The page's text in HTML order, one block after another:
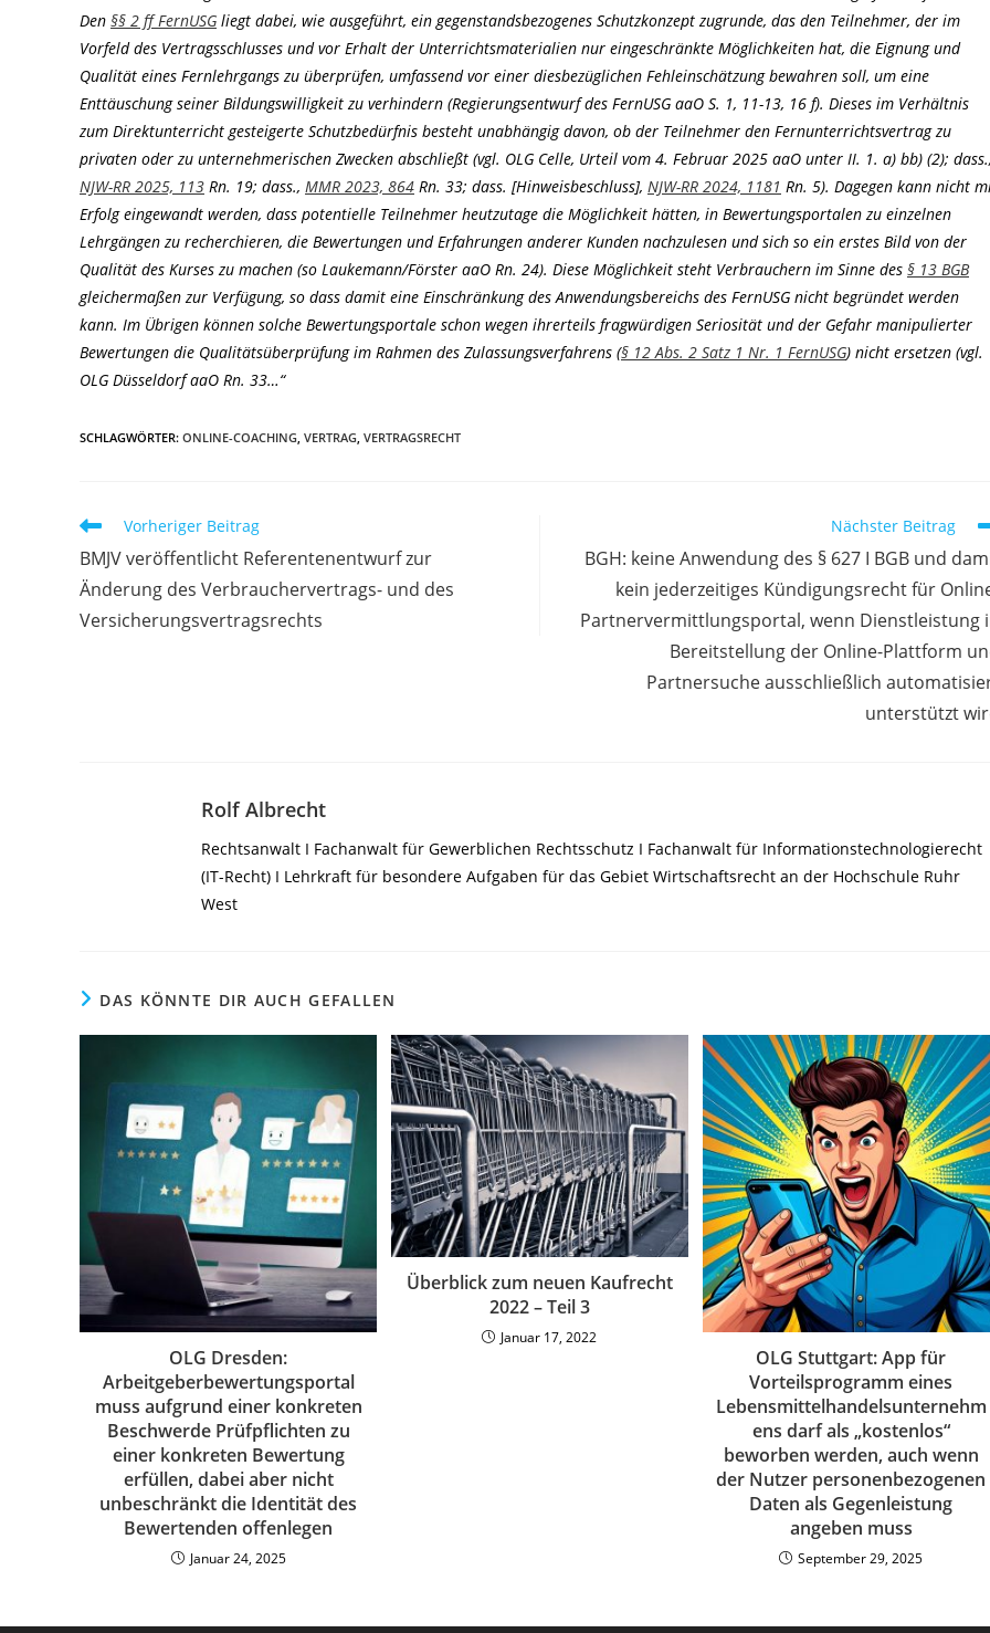
Den §§ 2 ff FernUSG liegt dabei, wie ausgeführt, ein gegenstandsbezogenes Schutzkonzept zugrunde, das den Teilnehmer, der im
Vorfeld des Vertragsschlusses und vor Erhalt der Unterrichtsmaterialien nur eingeschränkte Möglichkeiten hat, die Eignung und
Qualität eines Fernlehrgangs zu überprüfen, umfassend vor einer diesbezüglichen Fehleinschätzung bewahren soll, um eine
Enttäuschung seiner Bildungswilligkeit zu verhindern (Regierungsentwurf des FernUSG aaO S. 1, 11-13, 16 f). Dieses im Verhältnis
zum Direktunterricht gesteigerte Schutzbedürfnis besteht unabhängig davon, ob der Teilnehmer den Fernunterrichtsvertrag zu
privaten oder zu unternehmerischen Zwecken abschließt (vgl. OLG Celle, Urteil vom 4. Februar 2025 aaO unter II. 1. a) bb) (2); dass.,
NJW-RR 2025, 113 Rn. 19; dass., MMR 2023, 864 Rn. 33; dass. [Hinweisbeschluss], NJW-RR 2024, 1181 Rn. 5). Dagegen kann nicht
Erfolg eingewandt werden, dass potentielle Teilnehmer heutzutage die Möglichkeit hätten, in Bewertungsportalen zu einzelnen
Lehrgängen zu recherchieren, die Bewertungen und Erfahrungen anderer Kunden nachzulesen und sich so ein erstes Bild von der
Qualität des Kurses zu machen (so Laukemann/Förster aaO Rn. 24). Diese Möglichkeit steht Verbrauchern im Sinne des § 13 BGB
gleichermaßen zur Verfügung, so dass damit eine Einschränkung des Anwendungsbereichs des FernUSG nicht begründet werden
kann. Im Übrigen können solche Bewertungsportale schon wegen ihrerteils fragwürdigen Seriosität und der Gefahr manipulierter
Bewertungen die Qualitätsüberprüfung im Rahmen des Zulassungsverfahrens (§ 12 Abs. 2 Satz 1 Nr. 1 FernUSG) nicht ersetzen (vgl.
OLG Düsseldorf aaO Rn. 33…“
SCHLAGWÖRTER: ONLINE-COACHING VERTRAG VERTRAGSRECHT
Weitere
ansehen
Vorheriger Beitrag
BMJV veröffentlicht Referentenentwurf zur
Änderung des Verbrauchervertrags- und des
Versicherungsvertragsrechts
Nächster Beitrag
BGH: keine Anwendung des § 627 I BGB und
kein jederzeitiges Kündigungsrecht für
Partnervermittlungsportal, wenn Dienstleistung
Bereitstellung der Online-Plattform
Partnersuche ausschließlich
unterstützt
Rolf Albrecht
Rechtsanwalt I Fachanwalt für Gewerblichen Rechtsschutz I Fachanwalt für Informationstechnologierecht
(IT-Recht) I Lehrkraft für besondere Aufgaben für das Gebiet Wirtschaftsrecht an der Hochschule Ruhr
West
DAS KÖNNTE DIR AUCH GEFALLEN
OLG Dresden:
Arbeitgeberbewertungsportal
muss aufgrund einer konkreten
Beschwerde Prüfpflichten zu
einer konkreten Bewertung
erfüllen, dabei aber nicht
unbeschränkt die Identität des
Bewertenden offenlegen
Januar 24, 2025
Überblick zum neuen Kaufrecht
2022 – Teil 3
Januar 17, 2022
OLG Stuttgart: App für
Vorteilsprogramm eines
Lebensmittelhandelsunternehm
ens darf als „kostenlos“
beworben werden, auch wenn
der Nutzer personenbezogenen
Daten als Gegenleistung
angeben muss
September 29, 2025